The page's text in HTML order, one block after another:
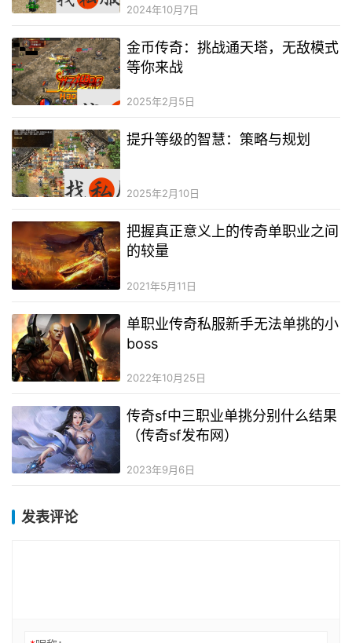
2024年10月7日
金币传奇：挑战通天塔，无敌模式
等你来战
2025年2月5日
提升等级的智慧：策略与规划
2025年2月10日
把握真正意义上的传奇单职业之间
的较量
2021年5月11日
单职业传奇私服新手无法单挑的小
boss
2022年10月25日
传奇sf中三职业单挑分别什么结果
（传奇sf发布网）
2023年9月6日
发表评论